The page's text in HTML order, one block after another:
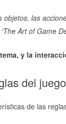
las
‘The Art of Game
y la
del
de las